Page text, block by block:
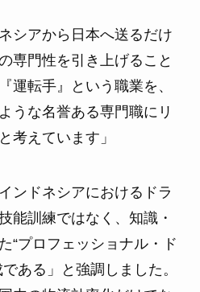
シアから日本へ送るだけ
専門性を引き上げること
運転手』という職業を、
うな名誉ある専門職にリ
考えています」
ンドネシアにおけるドラ
能訓練ではなく、知識・
“プロフェッショナル・ド
ある」と強調しました。